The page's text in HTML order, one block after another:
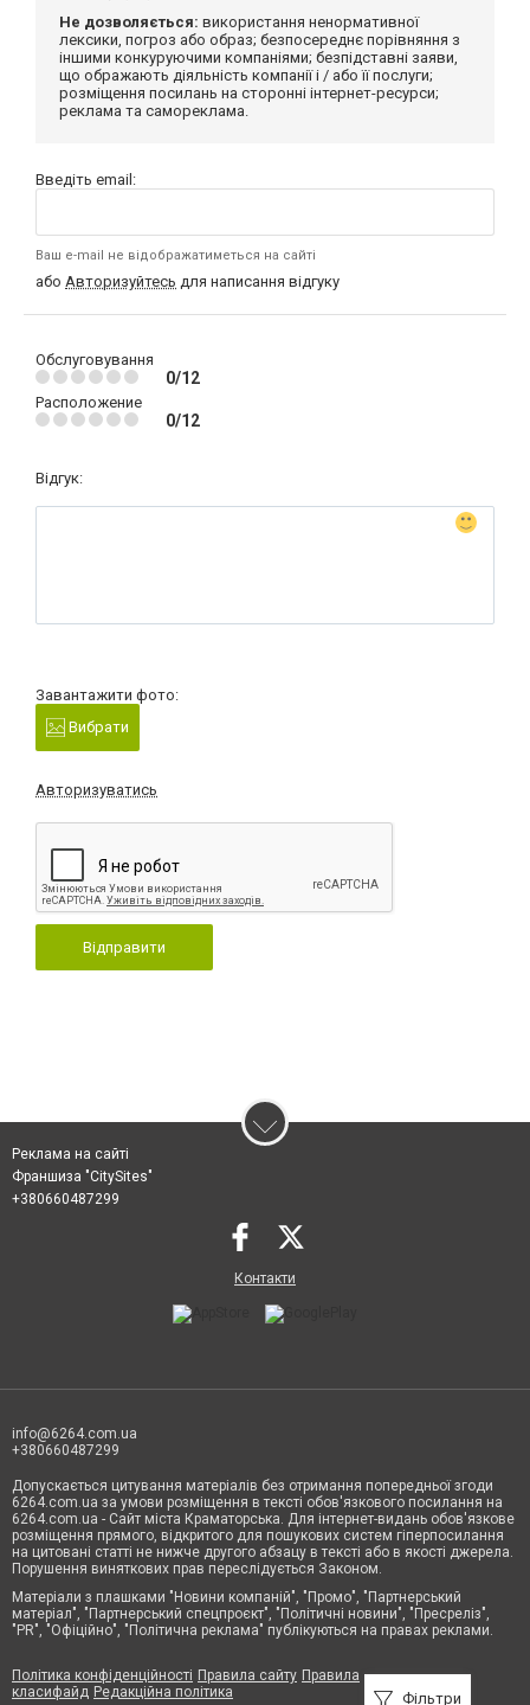
Не дозволяється: використання ненормативної
лексики, погроз або образ; безпосереднє порівняння з
іншими конкуруючими компаніями; безпідставні заяви,
що ображають діяльність компанії і / або її послуги;
розміщення посилань на сторонні інтернет-ресурси;
реклама та самореклама.
Введіть email:
Ваш e-mail не відображатиметься на сайті
або Авторизуйтесь для написання відгуку
Обслуговування
0/12
Расположение
0/12
Відгук:
Завантажити фото:
Вибрати
Авторизуватись
Відправити
Фільтри
Реклама на сайті
Франшиза "CitySites"
+380660487299
Контакти
info@6264.com.ua
+380660487299
Допускається цитування матеріалів без отримання попередньої згоди
6264.com.ua за умови розміщення в тексті обов'язкового посилання на
6264.com.ua - Сайт міста Краматорська. Для інтернет-видань обов'язкове
розміщення прямого, відкритого для пошукових систем гіперпосилання
на цитовані статті не нижче другого абзацу в тексті або в якості джерела.
Порушення виняткових прав переслідується Законом.
Матеріали з плашками "Новини компаній", "Промо", "Партнерський
матеріал", "Партнерський спецпроєкт", "Політичні новини", "Пресреліз",
"PR", "Офіційно", "Політична реклама" публікуються на правах реклами.
Політика конфіденційності Правила сайту Правила
класифайд Редакційна політика